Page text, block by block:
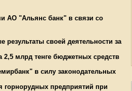
АО "Альянс банк" в связи со
своей деятельности за
млрд тенге бюджетных средств
в силу законодательных
горнорудных предприятий при